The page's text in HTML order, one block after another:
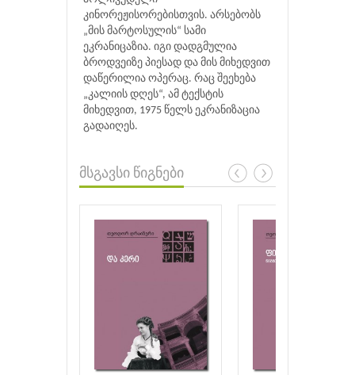
კინორეჟისორებისთვის. არსებობს
„მის მარტოსულის“ სამი
ეკრანიცაზია. იგი დადგმულია
ბროდვეიზე პიესად და მის მიხედვით
დაწერილია ოპერაც. რაც შეეხება
„კალიის დღეს“, ამ ტექსტის
მიხედვით, 1975 წელს ეკრანიზაცია
გადაიღეს.
მსგავსი წიგნები